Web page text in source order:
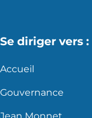
Se diriger vers :
Accueil
Gouvernance